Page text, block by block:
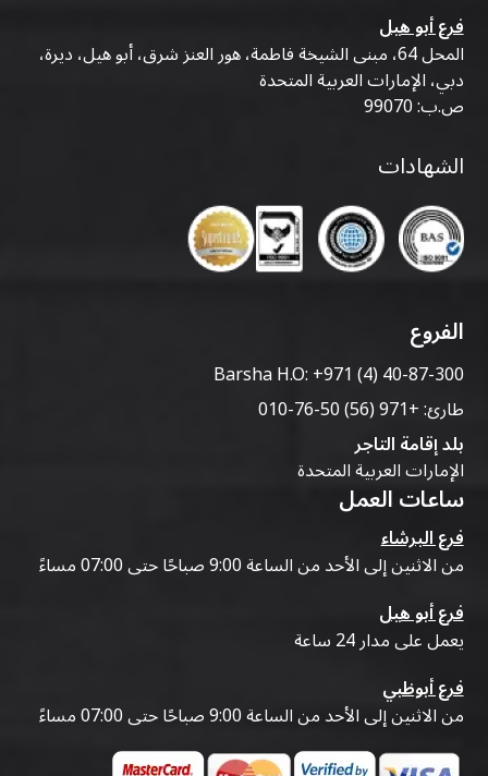
فرع أبو هيل
المحل 64، مبنى الشيخة فاطمة، هور العنز شرق، أبو هيل، ديرة،
دبي، الإمارات العربية المتحدة
ص.ب: 99070
الشهادات
الفروع
Barsha H.O:+971 (4) 40-87-300
طارئ:+971 (56) 50-76-010
بلد إقامة التاجر
الإمارات العربية المتحدة
ساعات العمل
فرع البرشاء
من الاثنين إلى الأحد من الساعة 9:00 صباحًا حتى 07:00 مساءً
فرع أبو هيل
يعمل على مدار 24 ساعة
فرع أبوظبي
من الاثنين إلى الأحد من الساعة 9:00 صباحًا حتى 07:00 مساءً